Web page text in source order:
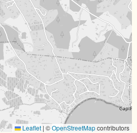
Leaflet | ©OpenStreetMapcontributors